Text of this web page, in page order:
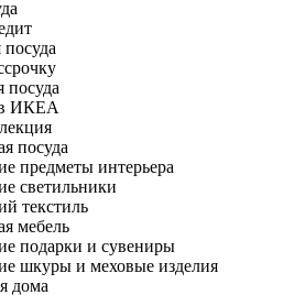
посуда
в ИКЕА
посуда
предметы интерьера
светильники
текстиль
мебель
подарки и сувениры
шкуры и меховые изделия
дома